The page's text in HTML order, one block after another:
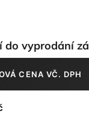
do vyprodání
CENA VČ. DPH